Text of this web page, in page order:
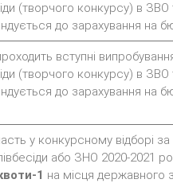
(творчого конкурсу) в ЗВО
до зарахування на
вступні
(творчого конкурсу) в ЗВО
до зарахування на
у конкурсному відборі за
або ЗНО 2020-2021
1 на місця державного